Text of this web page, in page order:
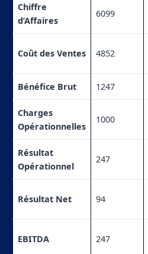
Chiffre
d’Affaires
6099
Coût des Ventes 4852
Bénéfice Brut 1247
Charges
Opérationnelles
1000
Résultat
Opérationnel
247
Résultat Net 94
EBITDA 247